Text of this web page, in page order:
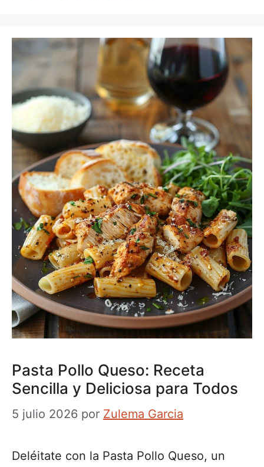
Pasta Pollo Queso: Receta
Sencilla y Deliciosa para Todos
5 julio 2026 por Zulema Garcia
Deléitate con la Pasta Pollo Queso, un